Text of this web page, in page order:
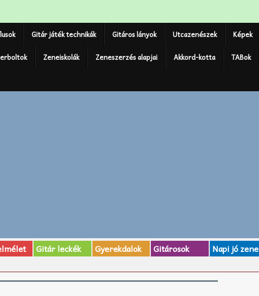
Gitár játék technikák Gitáros lányok Utcazenészek Képek
Zeneiskolák Zeneszerzés alapjai Akkord-kotta TABok
Gitár leckék Gyerekdalok Gitárosok Napi jó zene